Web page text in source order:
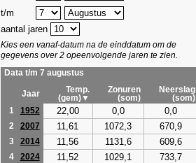
t/m
aantal jaren
Kies een vanaf-datum na de einddatum om de
gegevens over 2 opeenvolgende jaren te zien.
Data t/m 7 augustus
Jaar
Temp.
(gem)▼
Zonuren
(som)
Neerslag
(som)
1
1952 22,00 0,0 0,0
2 2007 11,61 1072,3 670,9
3 2014 11,56 1131,6 609,6
4 2024 11,52 1029,1 733,7